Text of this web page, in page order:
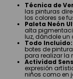
Técnica de
las pinturas
los colores se
Paleta Neón
alta
luz, dándole
Todo Incluido:
botes de
para realizar la
Actividad
expresión
niños como en